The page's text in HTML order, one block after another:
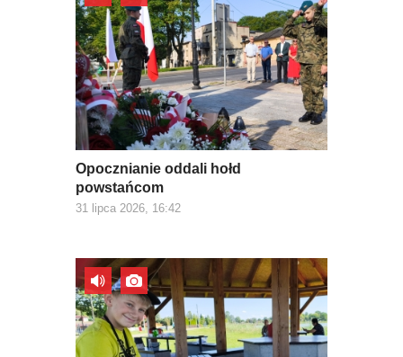
Opocznianie oddali hołd
powstańcom
31 lipca 2026, 16:42